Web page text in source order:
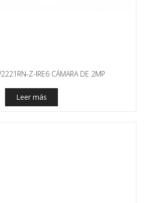
Z-IRE6 CÁMARA DE 2MP
Leer más